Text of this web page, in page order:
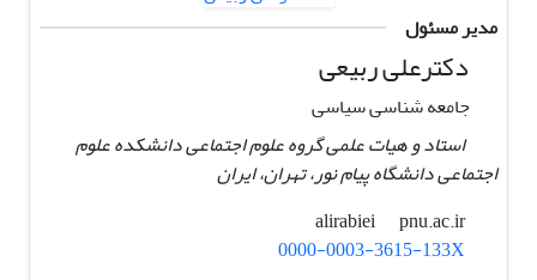
مدیر مسئول
دکترعلی ربیعی
جامعه شناسی سیاسی
استاد و هیات علمی گروه علوم اجتماعی دانشکده علوم
اجتماعی دانشگاه پیام نور، تهران، ایران ‏
alirabiei
pnu.ac.ir
0000-0003-3615-133X